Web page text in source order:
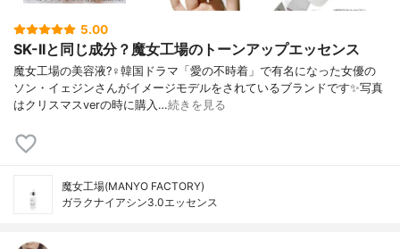
5.00
SK-IIと同じ成分？魔女工場のトーンアップエッセンス
魔女工場の美容液?‍♀️韓国ドラマ「愛の不時着」で有名になった女優の
ソン・イェジンさんがイメージモデルをされているブランドです✨写真
はクリスマスverの時に購入…続きを見る
魔女工場(MANYO FACTORY)
ガラクナイアシン3.0エッセンス